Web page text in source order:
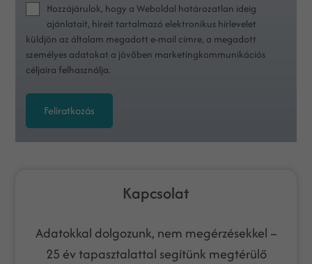
Hozzájárulok, hogy a Weboldal határozatlan ideig
ajánlatait, híreit tartalmazó elektronikus hírlevelet
küldjön az általam megadott e-mail címre, a megadott
személyes adatokat a jövőben marketingkommunikációs
céljaira felhasználja.
Feliratkozás
Kapcsolat
Adatokkal dolgozunk, nem megérzésekkel –
25 év tapasztalattal segítünk megtérülő